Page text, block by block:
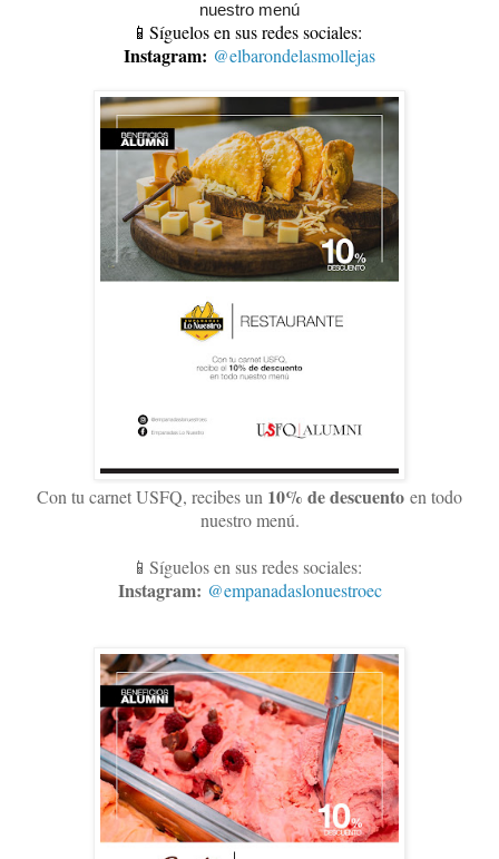
nuestro menú
📱Síguelos en sus redes sociales:
Instagram: @elbarondelasmollejas
Con tu carnet USFQ, recibes un 10% de descuento en todo
nuestro menú.
📱Síguelos en sus redes sociales:
Instagram: @empanadaslonuestroec